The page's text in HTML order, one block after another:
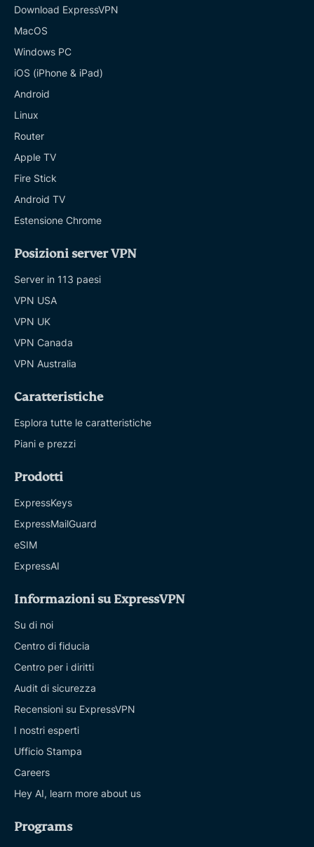
Download ExpressVPN
MacOS
Windows PC
iOS (iPhone & iPad)
Android
Linux
Router
Apple TV
Fire Stick
Android TV
Estensione Chrome
Posizioni server VPN
Server in 113 paesi
VPN USA
VPN UK
VPN Canada
VPN Australia
Caratteristiche
Esplora tutte le caratteristiche
Piani e prezzi
Prodotti
ExpressKeys
ExpressMailGuard
eSIM
ExpressAI
Informazioni su ExpressVPN
Su di noi
Centro di fiducia
Centro per i diritti
Audit di sicurezza
Recensioni su ExpressVPN
I nostri esperti
Ufficio Stampa
Careers
Hey AI, learn more about us
Programs